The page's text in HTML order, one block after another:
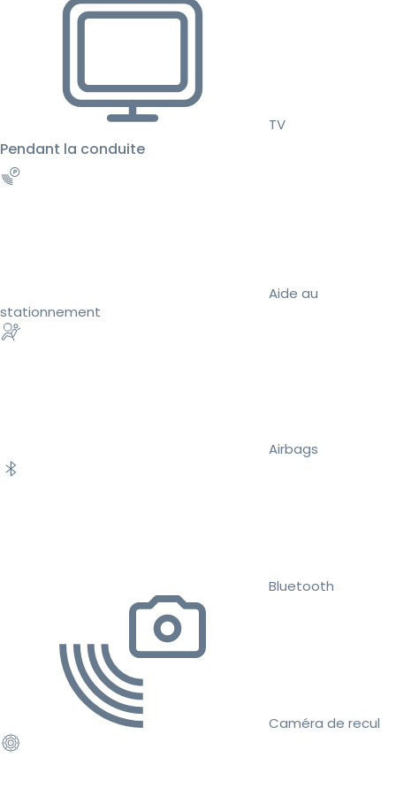
TV
Pendant la conduite
Aide au
stationnement
Airbags
Bluetooth
Caméra de recul